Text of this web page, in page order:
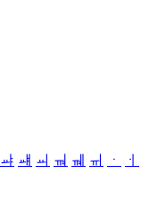
ㆇ ㆈ ㆉ ㆊ ㆋ ㆌ ㆍ
ㆎ